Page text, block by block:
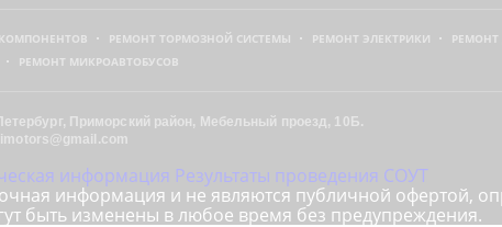
РЕМОНТ ТОРМОЗНОЙ СИСТЕМЫ РЕМОНТ ЭЛЕКТРИКИ РЕМОНТ
РЕМОНТ МИКРОАВТОБУСОВ
, Приморский район, Мебельный проезд, 10Б.
информация Результаты проведения СОУТ
информация и не являются публичной офертой,
быть изменены в любое время без предупреждения.